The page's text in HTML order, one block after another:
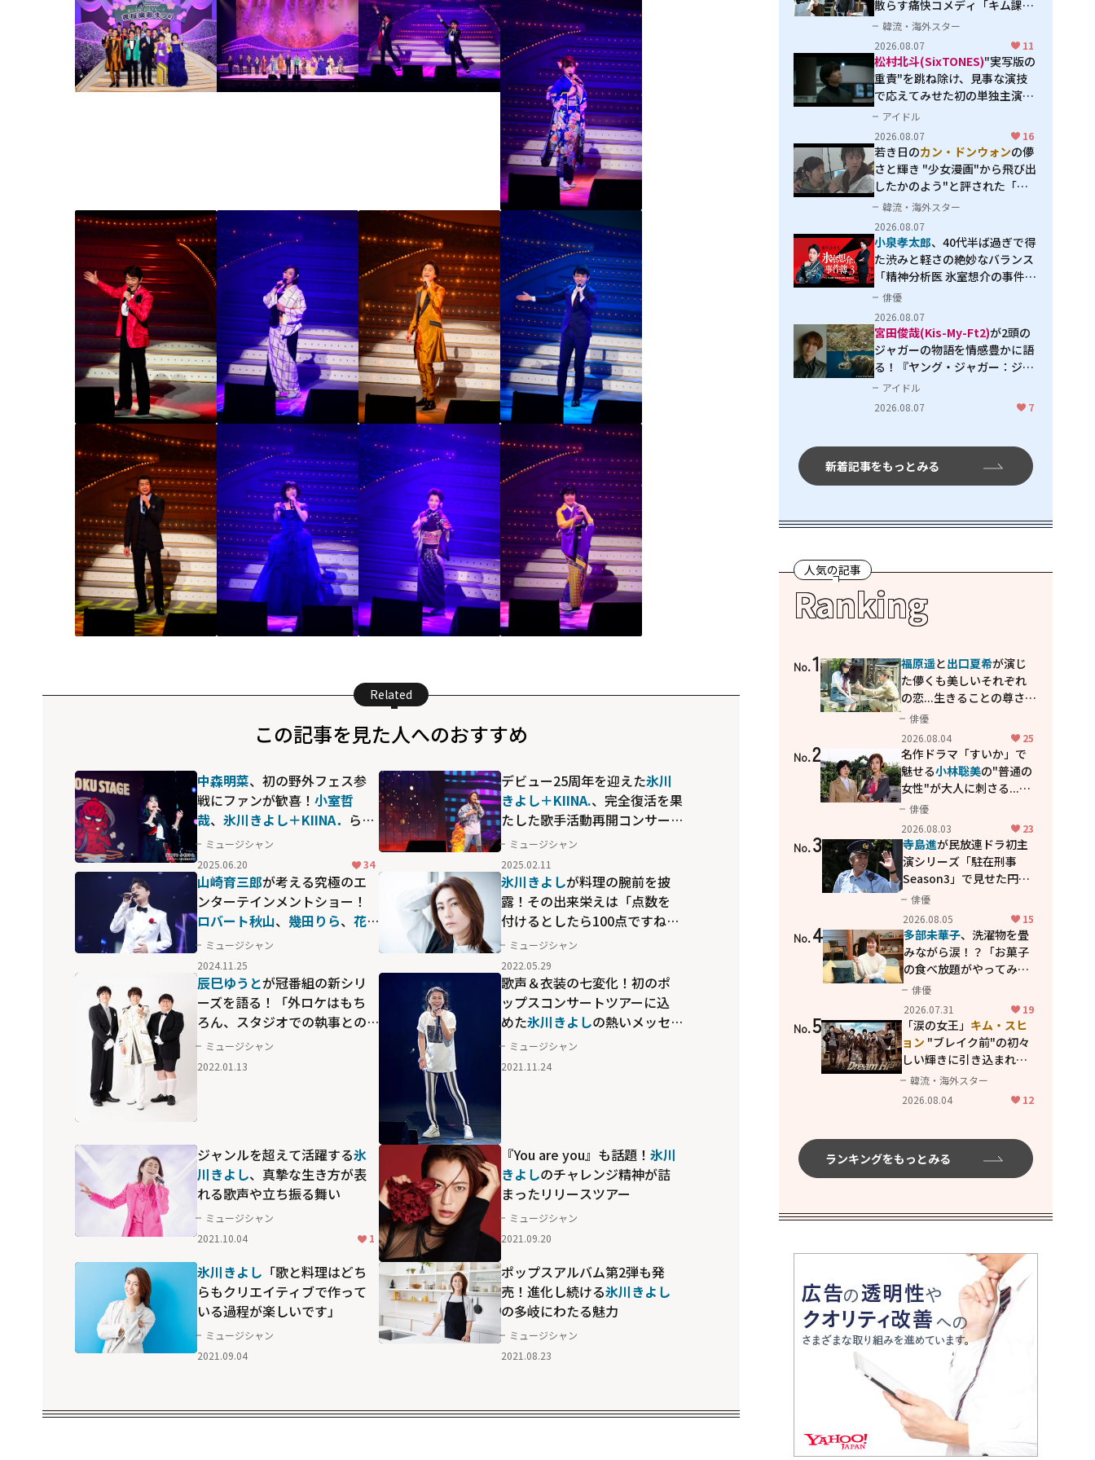
Related
この記事を見た人へのおすすめ
中森明菜、初の野外フェス参
戦にファンが歓喜！ 小室哲
哉、 氷川きよし＋KIINA． らと
のコラボが反響を呼んだ「ジ
ゴロック2025」
ミュージシャン
2025.06.20
34
デビュー25周年を迎えた氷川
きよし＋KIINA.、完全復活を果
たした歌手活動再開コンサー
トでの決意が込められた圧巻
の歌声
ミュージシャン
2025.02.11
山崎育三郎が考える究極のエ
ンターテインメントショー！
ロバート秋山、 幾田りら、 花
總まり、氷川きよし+KIINA.
豪華コラボレーション！ 『ニ
ッポン放送開局70周年 THIS IS
IKU 2024 日本武道館』
ミュージシャン
2024.11.25
氷川きよしが料理の腕前を披
露！その出来栄えは「点数を
付けるとしたら100点ですね
(笑)」
ミュージシャン
2022.05.29
辰巳ゆうとが冠番組の新シリ
ーズを語る！「外ロケはもち
ろん、スタジオでの執事との
絡みも楽しんで」
ミュージシャン
2022.01.13
歌声＆衣装の七変化！初のポ
ップスコンサートツアーに込
めた氷川きよしの熱いメッセ
ージ
ミュージシャン
2021.11.24
ジャンルを超えて活躍する氷
川きよし、真摯な生き方が表
れる歌声や立ち振る舞い
ミュージシャン
2021.10.04
1
『You are you』も話題！ 氷川
きよしのチャレンジ精神が詰
まったリリースツアー
ミュージシャン
2021.09.20
氷川きよし 「歌と料理はどち
らもクリエイティブで作って
いる過程が楽しいです」
ミュージシャン
2021.09.04
ポップスアルバム第2弾も発
売！進化し続ける氷川きよし
の多岐にわたる魅力
ミュージシャン
2021.08.23
散らす痛快コメディ「キム課長
とソ理事～Bravo! Your Life
～」
韓流・海外スター
2026.08.07
11
松村北斗(SixTONES)"実写版の
重責"を跳ね除け、見事な演技
で応えてみせた初の単独主演映
画「秒速5センチメートル」
アイドル
2026.08.07
16
若き日のカン・ドンウォンの儚
さと輝き "少女漫画"から飛び出
したかのよう"と評された「オ
オカミの誘惑」
韓流・海外スター
2026.08.07
小泉孝太郎、40代半ば過ぎで得
た渋みと軽さの絶妙なバランス
「精神分析医 氷室想介の事件簿
３」で見せる進化
俳優
2026.08.07
宮田俊哉(Kis-My-Ft2)が2頭の
ジャガーの物語を情感豊かに語
る！『ヤング・ジャガー：ジャ
ングル王への道』『ジャガーと
ウミガメの物語：熱帯林の守護
アイドル
2026.08.07
7
新着記事をもっとみる
人気の記事
Ranking
No.1 福原遥と出口夏希が演じ
た儚くも美しいそれぞれ
の恋...生きることの尊さを
教えてくれた映画「あの
花が咲く丘で、君とまた出
会えたら。」
俳優
2026.08.04
25
No.2
名作ドラマ「すいか」で
魅せる小林聡美の"普通の
女性"が大人に刺さる...映
画「かもめ食堂」にも通
じる静かな芝居
俳優
2026.08.03
23
No.3 寺島進が民放連ドラ初主
演シリーズ「駐在刑事
Season3」で見せた円熟
の演技
俳優
2026.08.05
15
No.4 多部未華子、洗濯物を畳
みながら涙！？「お菓子
の食べ放題がやってみた
い」ハンディファン4台の
暑さ対策も明かす
俳優
2026.07.31
19
No.5 「涙の女王」 キム・スヒ
ョン "ブレイク前"の初々
しい輝きに引き込まれ
る...2PM テギョン
共演の青春名作「ドリー
韓流・海外スター
2026.08.04
12
ランキングをもっとみる